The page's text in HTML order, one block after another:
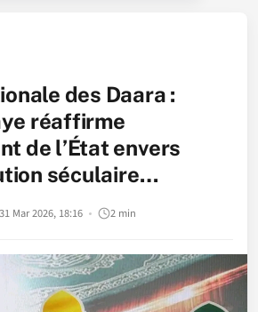
des Daara :
réaffirme
de l’État envers
séculaire…
31 Mar 2026, 18:16 2 min